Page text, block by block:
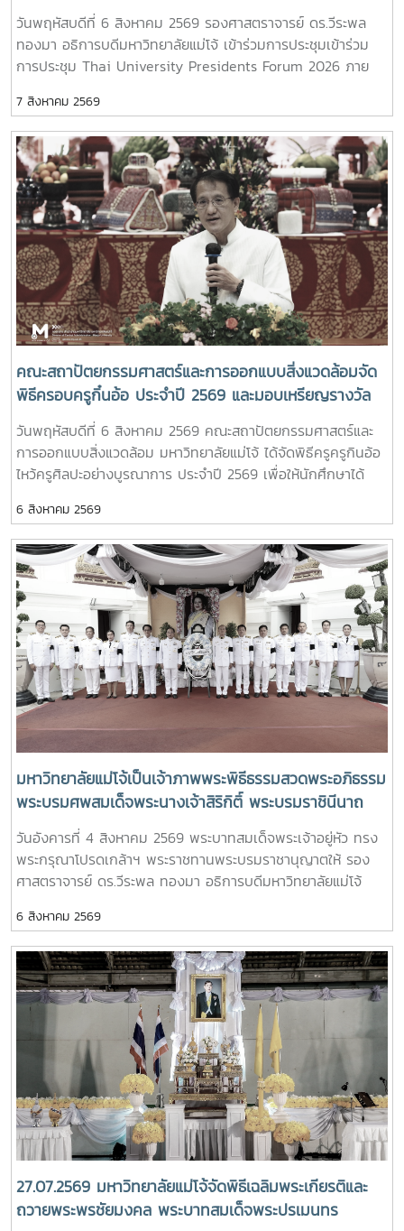
วันพฤหัสบดีที่ 6 สิงหาคม 2569 รองศาสตราจารย์ ดร.วีระพล
ทองมา อธิการบดีมหาวิทยาลัยแม่โจ้ เข้าร่วมการประชุมเข้าร่วม
การประชุม Thai University Presidents Forum 2026 ภาย
ได้รับเกียรติจาก ศาสตราจารย์ ดร.ยศชนัน วงศ์สวัสดิ์ รองนายก
รัฐมนตรีและรัฐมนตรีว่าการกระทรวงการอุดมศึกษา วิทยาศาสตร์
วิจัยและนวัตกรรม เป็นประธานเปิดงาน ณ โรงแรมเซ็นทารา แก
รนด์ แอท เซ็นทรัลพลาซ่าลาดพร้าว กทม.สำหรับการประชุม Thai
University Presidential Forum 2026 มี นายดนุพร ปุณณ
กันต์ ผู้ช่วยรัฐมนตรีประจำกระทรวง อว. ทพญ.ศรีญาดา ปาลิมา
พันธ์ ที่ปรึกษา รมว.อว. ศ.ดร.ศุภชัย ปทุมนากุล ปลัดกระทรวง
อว. ดร.พันธุ์เพิ่มศักดิ์ อารุณี รองปลัดกระทรวง อว. นางศรินยา
สาขากร ผู้ช่วยปลัดกระทรวง อว. คณะผู้บริหารหน่วยงานใน
กระทรวง อว. Professor Tan Eng Chye, President, National
University of Singapore Professor Yang Bin , Vice
Chancellor, Tsinghua University Council Professor Tan
Eng Chye อธิการบดีมหาวิทยาลัยแห่งชาติสิงคโปร์ Professor
Yang Bin รองประธานสภามหาวิทยาลัยชิงหวา ตลอดจนประธาน
ที่ประชุมอธิการบดี ทั้ง 4 แห่ง ได้แก่ ที่ประชุมอธิการบดีแห่ง
ประเทศไทย (ทปอ.) ที่ประชุมอธิการบดีมหาวิทยาลัยราชภัฏ
(ทปอ.มรภ.) ที่ประชุมอธิการบดีมหาวิทยาลัยเทคโนโลยีราชมงคล
(ทปอ.มทร.) สมาคมสถาบันอุดมศึกษาเอกชนแห่งประเทศไทย
Reinventing University ผ่านปาฐกถาจากวิทยากรต่างประเทศ
การเสวนาเชิงยุทธศาสตร์ของผู้นำเครือข่ายอุดมศึกษา การนำ
เสนอกรณีศึกษาการประยุกต์ใช้ AI และนวัตกรรมจากภาคเอกชน
รวมถึงกิจกรรม Forum-to-Action เพื่อร่วมกำหนดข้อเสนอเชิง
นโยบายและแผนปฏิบัติการในการขับเคลื่อนมหาวิทยาลัยไทยใน
อนาคตการเข้าร่วมประชุมในครั้งนี้มหาวิทยาลัยแม่โจ้ติดตาม
ทิศทางการเปลี่ยนแปลงของการอุดมศึกษาไทย พร้อมแลกเปลี่ยน
องค์ความรู้และสร้างความร่วมมือกับเครือข่ายสถาบันอุดมศึกษา
ทั่วประเทศ เพื่อร่วมกันพัฒนามหาวิทยาลัยไทยให้ก้าวทันการ
เปลี่ยนแปลงของโลกยุคดิจิทัล และยกระดับศักยภาพด้านการ
ศึกษา วิจัย และนวัตกรรมอย่างยั่งยืน
7 สิงหาคม 2569
คณะสถาปัตยกรรมศาสตร์และการออกแบบสิ่งแวดล้อมจัด
พิธีครอบครูกิ๋นอ้อ ประจำปี 2569 และมอบเหรียญรางวัล
เรียนดี เกียรติบัตรแก่นักศึกษาที่สร้างชื่อเสียง เพื่อสืบสาน
ประเพณีอันทรงคุณค่า แสดงความเคารพต่อครูบาอาจารย์
และความเป็นสิริมงคลก่อนเริ่มต้นเส้นทางแห่งการเรียนรู้
วันพฤหัสบดีที่ 6 สิงหาคม 2569 คณะสถาปัตยกรรมศาสตร์และ
การออกแบบสิ่งแวดล้อม มหาวิทยาลัยแม่โจ้ ได้จัดพิธีครูครูกินอ้อ
ไหว้ครูศิลปะอย่างบูรณาการ ประจำปี 2569 เพื่อให้นักศึกษาได้
เกิดตระหนักถึงความสำคัญของศิลปวัฒนธรรมไทย และอนุรักษ์
สืบสาน และเผยแพร่ ศิลปวัฒนธรรมท้องถิ่นแบบล้านนา ตลอดจน
เป็นการเสริมสร้างขวัญและกำลังใจให้กับนักศึกษาคณะ
สถาปัตยกรรมศาสตร์และการออกแบบสิ่งแวดล้อมทั้งนี้ได้รับ
เกียรติจาก รองศาสตราจารย์ ดร.เกรียงศักดิ์ ศรีเงินยวง รอง
อธิการบดี เป็นประธานในพิธี และกล่าวรายงานความเป็นมาและ
ความสำคัญของพิธีครอบครูกิ๋นอ้อ โดย อาจารย์ ดร.โชคอนันต์
วาณิชย์เลิศธนาสาร คณบดีคณะสถาปัตยกรรมฯ และทำพิธีครอบ
ครูกิ๋นอ้อแบบล้านนา รวมทั้งได้มอบเหรียญรางวัลเรียนดี เกียรติ
บัตรแก่นักศึกษาที่สร้างชื่อเสียงแก่คณะและมหาวิทยาลัย
6 สิงหาคม 2569
มหาวิทยาลัยแม่โจ้เป็นเจ้าภาพพระพิธีธรรมสวดพระอภิธรรม
พระบรมศพสมเด็จพระนางเจ้าสิริกิติ์ พระบรมราชินีนาถ
พระบรมราชชนนีพันปีหลวง พร้อมเข้ากราบถวายบังคม
พระศพ สมเด็จพระเจ้าลูกเธอ เจ้าฟ้าพัชรกิติยาภา นเรนทิ
ราเทพยวดี กรมหลวงราชสาริณีสิริพัชร มหาวัชรราชธิดา
วันอังคารที่ 4 สิงหาคม 2569 พระบาทสมเด็จพระเจ้าอยู่หัว ทรง
พระกรุณาโปรดเกล้าฯ พระราชทานพระบรมราชานุญาตให้ รอง
ศาสตราจารย์ ดร.วีระพล ทองมา อธิการบดีมหาวิทยาลัยแม่โจ้
บุคลากร รวมจำนวน 25 คน เป็นเจ้าภาพพระพิธีธรรมสวดพระ
อภิธรรมพระบรมศพสมเด็จพระนางเจ้าสิริกิติ์ พระบรมราชินีนาถ
พระบรมราชชนนีพันปีหลวง ณ พระที่นั่งดุสิตมหาปราสาท
พระบรมมหาราชวัง และเข้ากราบถวายบังคมพระศพสมเด็จ
พระเจ้าลูกเธอ เจ้าฟ้าพัชรกิติยาภา นเรนทิราเทพยวดี กรมหลวง
ราชสาริณีสิริพัชร มหาวัชรราชธิดา ณ พระที่นั่งพิมานรัตยา
พระบรมมหาราชวังการเข้าร่วมพิธีในครั้งนี้ นับเป็นพระ
มหากรุณาธิคุณล้นเกล้าล้นกระหม่อมแก่คณะผู้บริหารมหาวิทยาลัย
สมาคมศิษย์เก่า และบุคลากร มหาวิทยาลัยแม่โจ้ที่ได้ร่วมแสดง
ความจงรักภักดี ถวายความอาลัยและน้อมรำลึกในพระ
มหากรุณาธิคุณอย่างหาที่สุดมิได้
6 สิงหาคม 2569
27.07.2569 มหาวิทยาลัยแม่โจ้จัดพิธีเฉลิมพระเกียรติและ
ถวายพระพรชัยมงคล พระบาทสมเด็จพระปรเมนทร